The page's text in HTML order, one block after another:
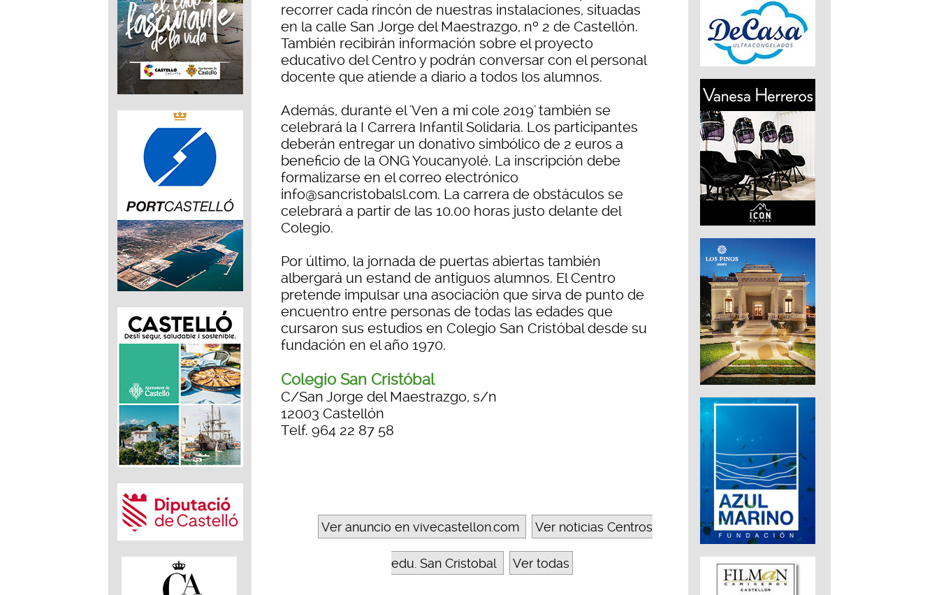
recorrer cada rincón de nuestras instalaciones, situadas
en la calle San Jorge del Maestrazgo, nº 2 de Castellón.
También recibirán información sobre el proyecto
educativo del Centro y podrán conversar con el personal
docente que atiende a diario a todos los alumnos.
Además, durante el 'Ven a mi cole 2019' también se
celebrará la I Carrera Infantil Solidaria. Los participantes
deberán entregar un donativo simbólico de 2 euros a
beneficio de la ONG Youcanyolé. La inscripción debe
formalizarse en el correo electrónico
info@sancristobalsl.com. La carrera de obstáculos se
celebrará a partir de las 10.00 horas justo delante del
Colegio.
Por último, la jornada de puertas abiertas también
albergará un estand de antiguos alumnos. El Centro
pretende impulsar una asociación que sirva de punto de
encuentro entre personas de todas las edades que
cursaron sus estudios en Colegio San Cristóbal desde su
fundación en el año 1970.
Colegio San Cristóbal
C/San Jorge del Maestrazgo, s/n
12003 Castellón
Telf. 964 22 87 58
Ver anuncio en vivecastellon.com Ver noticias Centros
edu. San Cristobal Ver todas